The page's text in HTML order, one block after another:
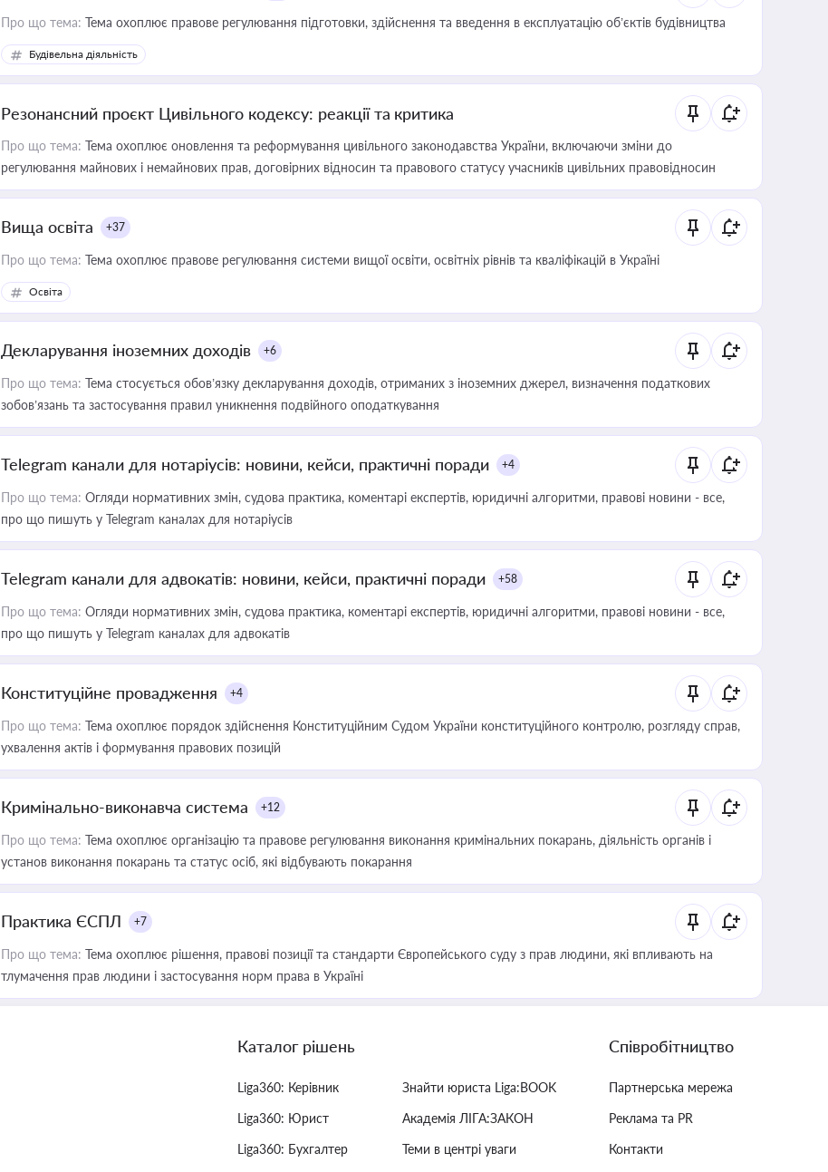
Про що тема: Тема охоплює правове регулювання підготовки, здійснення та введення в експлуатацію об’єктів будівництва
Будівельна діяльність
Резонансний проєкт Цивільного кодексу: реакції та критика
Про що тема: Тема охоплює оновлення та реформування цивільного законодавства України, включаючи зміни до
регулювання майнових і немайнових прав, договірних відносин та правового статусу учасників цивільних правовідносин
Вища освіта +37
Про що тема: Тема охоплює правове регулювання системи вищої освіти, освітніх рівнів та кваліфікацій в Україні
Освіта
Декларування іноземних доходів +6
Про що тема: Тема стосується обов’язку декларування доходів, отриманих з іноземних джерел, визначення податкових
зобов’язань та застосування правил уникнення подвійного оподаткування
Telegram канали для нотаріусів: новини, кейси, практичні поради +4
Про що тема: Огляди нормативних змін, судова практика, коментарі експертів, юридичні алгоритми, правові новини - все,
про що пишуть у Telegram каналах для нотаріусів
Telegram канали для адвокатів: новини, кейси, практичні поради +58
Про що тема: Огляди нормативних змін, судова практика, коментарі експертів, юридичні алгоритми, правові новини - все,
про що пишуть у Telegram каналах для адвокатів
Конституційне провадження +4
Про що тема: Тема охоплює порядок здійснення Конституційним Судом України конституційного контролю, розгляду справ,
ухвалення актів і формування правових позицій
Кримінально-виконавча система +12
Про що тема: Тема охоплює організацію та правове регулювання виконання кримінальних покарань, діяльність органів і
установ виконання покарань та статус осіб, які відбувають покарання
Практика ЄСПЛ +7
Про що тема: Тема охоплює рішення, правові позиції та стандарти Європейського суду з прав людини, які впливають на
тлумачення прав людини і застосування норм права в Україні
Каталог рішень
Liga360: Керівник
Liga360: Юрист
Liga360: Бухгалтер
Знайти юриста Liga:BOOK
Академія ЛІГА:ЗАКОН
Теми в центрі уваги
Співробітництво
Партнерська мережа
Реклама та PR
Контакти